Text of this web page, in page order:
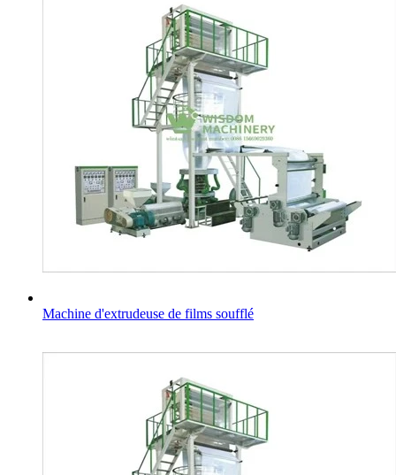
Machine d'extrudeuse de films soufflé